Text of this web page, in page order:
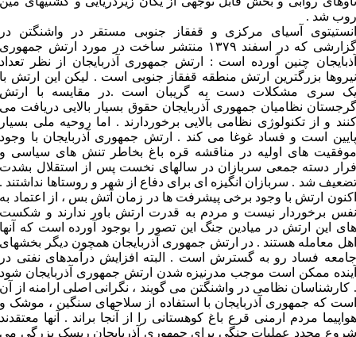
روب شد .
انستیتوی آسیای مرکزی و قفقاز جنوبی مستقر در واشنگتن در
گزارشی که در اسفند ۱۳۷۹ منتشر ساخت در مورد ارتش جمهوری
آذبایجان چنین آورده است : ارتش جمهوری آذربایجان از نظر تعداد
نیروها بزرگترین ارتش منطقه قفقاز جنوبی است . لیکن این ارتش با
یک سری مشکلات دست به گریبان است .در مقایسه با ارتش
گرجستان نظامیان جمهوری آذربایجان حقوق بسیار بالایی دریافت می
کنند و از تکنولوژی نظامی بالایی برخوردارند . اما روحیه ملی بسیار
پایین است و فساد غوغا می کند . ارتش جمهوری آذربایجان با وجود
موفقیت های اولیه در مناقشه قره باغ بخاطر تنش های سیاسی و
فرار دسته جمعی سربازان در سالهای نخست پس از استقلال بشدت
تضعیف شد . سربازان انگیزه ای برای دفاع از شهر و روستاها نداشتند .
اکنون ارتش با وجود برخی پیشرفت ها در زمان آتش بس ، از اعتماد به
نفس برخوردار نیست و مردم به قدرت ارتش باور ندارند و شکست
های این ارتش در میادین جنگ این تصور را بوجود آورده است که آنها
اهل معامله هستند . در ارتش جمهوری آذربایجان همچون دیگر بخشهای
جامعه فساد رو به گسترش است . البته افزایش درآمدهای نفتی در
آینده ممکن است موجب مدرنیزه شدن ارتش جمهوری آذربایجان شود
. کارشناسان نظامی در واشنگتن می گویند ، نگرانی اصلی ارامنه از آن
است که جمهوری آذربایجان با استفاده از سلاحهای سنگین ، موشک و
هواپیما مردم ارمنی قرع باغ کوهستانی را از آنجا براند . آنها معتقدند
شروع مجدد عملیات جنگی برای جمهوری آذربایجان ریسک بزرگی می